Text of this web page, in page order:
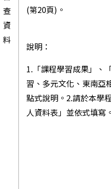
查
資
料
(第20頁)。
說明：
1.「課程學習成果」、
習、多元文化、東南亞
點式說明。2.請於本學
人資料表」並依式填寫